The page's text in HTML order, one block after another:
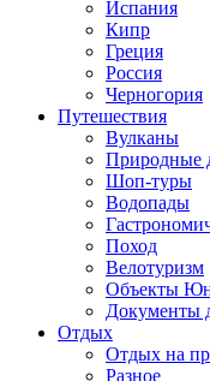
Испания
Кипр
Греция
Россия
Черногория
Путешествия
Вулканы
Природные
Шоп-туры
Водопады
Поход
Велотуризм
Объекты
Документы
Отдых
Отдых на
Разное